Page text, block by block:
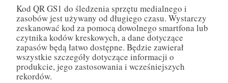
Kod QR GS1 do śledzenia sprzętu medialnego i
zasobów jest używany od długiego czasu. Wystarczy
zeskanować kod za pomocą dowolnego smartfona lub
czytnika kodów kreskowych, a dane dotyczące
zapasów będą łatwo dostępne. Będzie zawierał
wszystkie szczegóły dotyczące informacji o
produkcie, jego zastosowania i wcześniejszych
rekordów.